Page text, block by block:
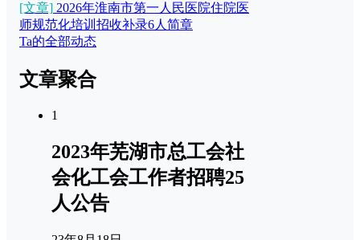
[文章] 2026年淮南市第一人民医院住院医
师规范化培训招收补录6人简章
Ta的全部动态
文章聚合
1
2023年芜湖市总工会社
会化工会工作者招聘25
人公告